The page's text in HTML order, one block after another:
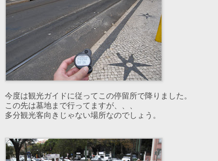
今度は観光ガイドに従ってこの停留所で降りました。
この先は墓地まで行ってますが、、、
多分観光客向きじゃない場所なのでしょう。